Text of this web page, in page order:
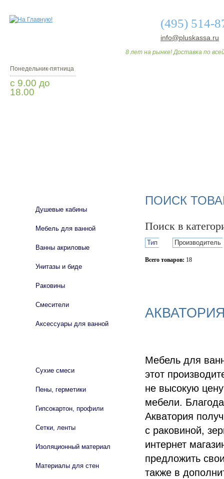
(495) 514-
info@pluskassa.ru
8 лет на рынке! Доставка по
Понедельник-пятница
с 9.00 до
18.00
ПОИСК
Поиск в
Тип Производитель
Всего товаров: 18
Мебель для
этот
не высокую
мебели.
Акватория
с раковиной,
интернет
предложить
также в
Душевые кабины
Мебель для ванной
Ванны акриловые
Унитазы и биде
Раковины
Смесители
Аксессуары для ванной
Сухие смеси
Пены, герметики
Гипсокартон, профили
Сетки, ленты
Изоляционный материал
Материалы для стен